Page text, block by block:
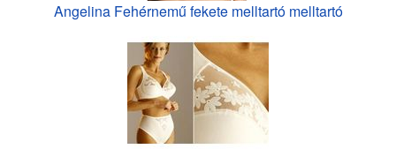
Angelina Fehérnemű fekete melltartó melltartó